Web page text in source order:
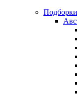
Подборки